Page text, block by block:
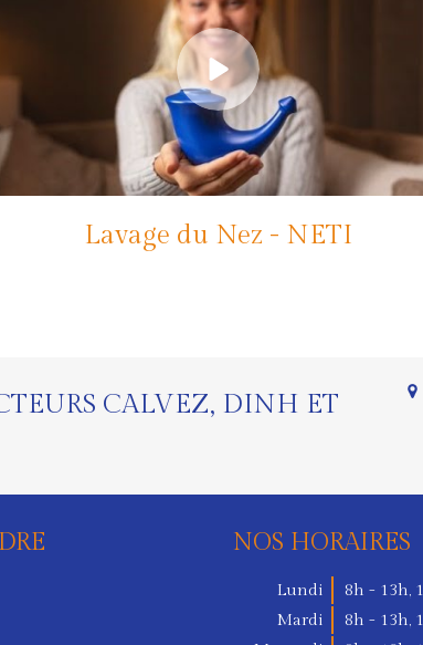
Lavage du Nez - NETI
CALVEZ, DINH ET
NOS HORAIRES
Lundi 8h - 13h,
Mardi
8h - 13h,